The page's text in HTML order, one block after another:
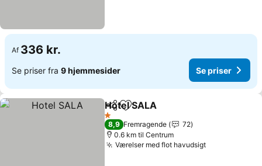
Af 336 kr.
Se priser fra 9 hjemmesider Se priser
Del Føj til favoritter
Hotel SALA
1 Stjerner
8,9 Fremragende
72
0.6 km til Centrum
Værelser med flot havudsigt